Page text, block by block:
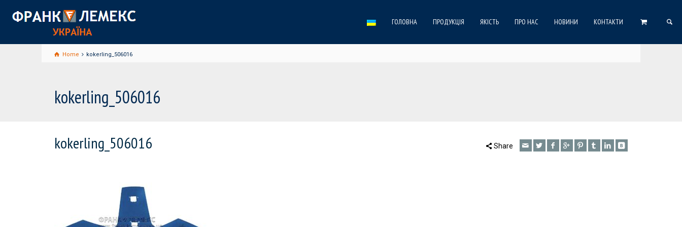
ГОЛОВНА ПРОДУКЦІЯ ЯКІСТЬ ПРО НАС НОВИНИ КОНТАКТИ
Home kokerling_506016
kokerling_506016
kokerling_506016 Share